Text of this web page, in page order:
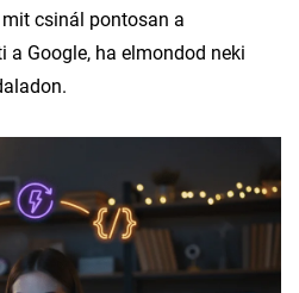
csinál pontosan a
a Google, ha elmondod neki